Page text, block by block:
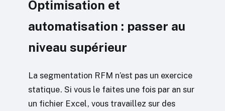
Optimisation et
automatisation : passer au
niveau supérieur
La segmentation RFM n’est pas un exercice
statique. Si vous le faites une fois par an sur
un fichier Excel, vous travaillez sur des